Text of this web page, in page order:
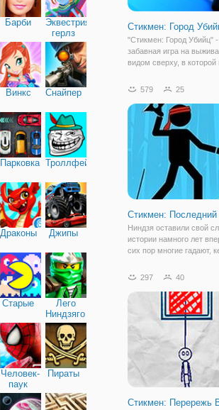
Барби
Эквестрия
герлз
Винкс Снайпер
Парковка Троллфейс
Драконы Джипы
Старые
Лего
Ниндзяго
Человек-
паук
Пираты
Стикмен: Город
"Стикмен: Город Убийц" -
забавная игра на
видом сверху, в которой
царит полнейший хаос и
огромного безумного
вооружены
579 25
Стикмен:
Ниндзя оставили свой
истории намного лет
сих пор многие гадают,
киллерами или
лучшую репутацию в
несомненно
297 40
Стикмен: Перережь